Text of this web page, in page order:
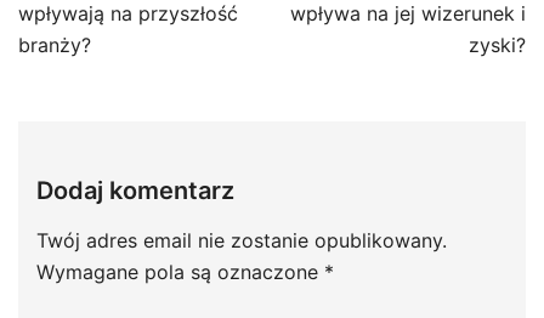
wpływają na przyszłość
branży?
wpływa na jej wizerunek i
zyski?
Dodaj komentarz
Twój adres email nie zostanie opublikowany.
Wymagane pola są oznaczone *